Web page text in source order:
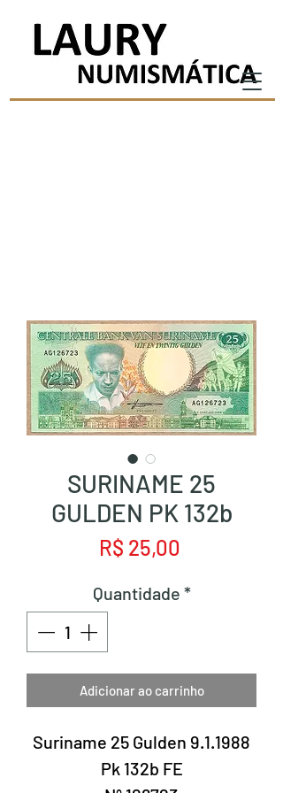
SURINAME 25
GULDEN PK 132b
R$ 25,00
Quantidade *
Adicionar ao carrinho
Suriname 25 Gulden 9.1.1988
Pk 132b FE